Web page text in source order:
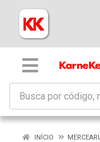
INÍCIO